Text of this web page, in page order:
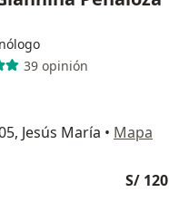
39 opinión
Jesús María • Mapa
S/ 120